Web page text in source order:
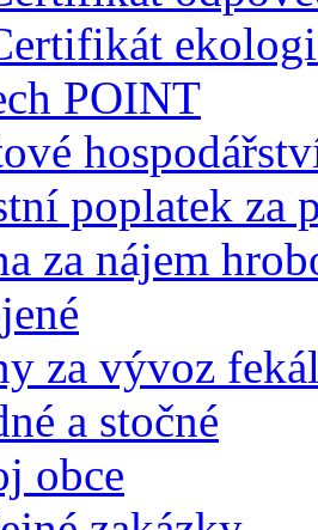
POINT
poplatek za
za nájem
za vývoz
a stočné
obce